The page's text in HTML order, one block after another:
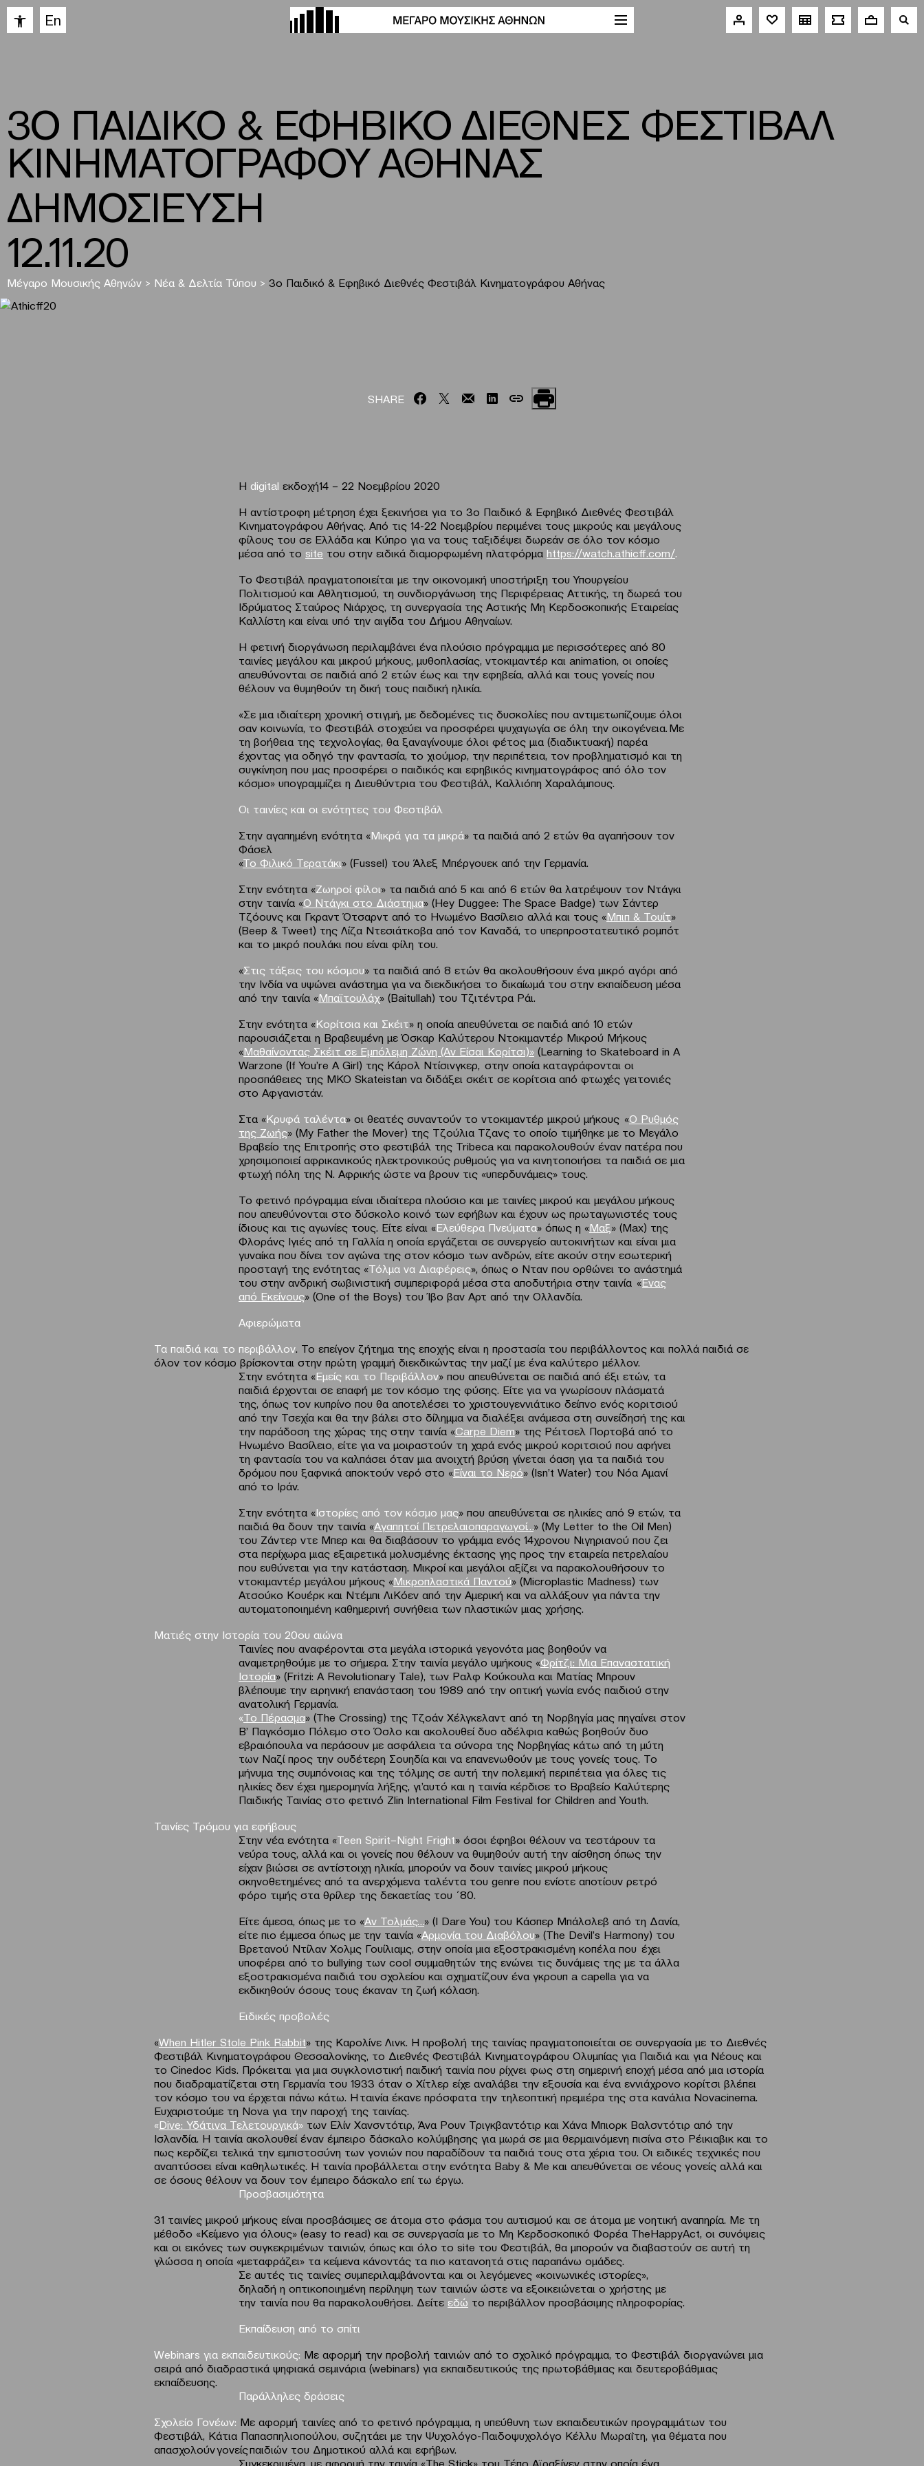
Ανοίξτε τη γραμμή εργαλείων
En
3Ο ΠΑΙΔΙΚΟ & ΕΦΗΒΙΚΟ ΔΙΕΘΝΕΣ ΦΕΣΤΙΒΑΛ
ΚΙΝΗΜΑΤΟΓΡΑΦΟΥ ΑΘΗΝΑΣ
ΔΗΜΟΣΙΕΥΣΗ
12.11.20
Μέγαρο Μουσικής Αθηνών > Νέα & Δελτία Τύπου > 3ο Παιδικό & Εφηβικό Διεθνές Φεστιβάλ Κινηματογράφου Αθήνας
SHARE
Η digital εκδοχή14 – 22 Νοεμβρίου 2020
Η αντίστροφη μέτρηση έχει ξεκινήσει για το 3ο Παιδικό & Εφηβικό Διεθνές Φεστιβάλ
Κινηματογράφου Αθήνας. Από τις 14-22 Νοεμβρίου περιμένει τους μικρούς και μεγάλους
φίλους του σε Ελλάδα και Κύπρο για να τους ταξιδέψει δωρεάν σε όλο τον κόσμο
μέσα από το site του στην ειδικά διαμορφωμένη πλατφόρμα https://watch.athicff.com/
Το Φεστιβάλ πραγματοποιείται με την οικονομική υποστήριξη του Υπουργείου
Πολιτισμού και Αθλητισμού, τη συνδιοργάνωση της Περιφέρειας Αττικής, τη δωρεά του
Ιδρύματος Σταύρος Νιάρχος, τη συνεργασία της Αστικής Μη Κερδοσκοπικής Εταιρείας
Καλλίστη και είναι υπό την αιγίδα του Δήμου Αθηναίων.
Η φετινή διοργάνωση περιλαμβάνει ένα πλούσιο πρόγραμμα με περισσότερες από 80
ταινίες μεγάλου και μικρού μήκους, μυθοπλασίας, ντοκιμαντέρ και animation, οι οποίες
απευθύνονται σε παιδιά από 2 ετών έως και την εφηβεία, αλλά και τους γονείς που
θέλουν να θυμηθούν τη δική τους παιδική ηλικία.
«Σε μια ιδιαίτερη χρονική στιγμή, με δεδομένες τις δυσκολίες που αντιμετωπίζουμε όλοι
σαν κοινωνία, το Φεστιβάλ στοχεύει να προσφέρει ψυχαγωγία σε όλη την οικογένεια. Με
τη βοήθεια της τεχνολογίας, θα ξαναγίνουμε όλοι φέτος μια (διαδικτυακή) παρέα
έχοντας για οδηγό την φαντασία, το χιούμορ, την περιπέτεια, τον προβληματισμό και τη
συγκίνηση που μας προσφέρει ο παιδικός και εφηβικός κινηματογράφος από όλο τον
κόσμο» υπογραμμίζει η Διευθύντρια του Φεστιβάλ, Καλλιόπη Χαραλάμπους.
Οι ταινίες και οι ενότητες του Φεστιβάλ
Στην αγαπημένη ενότητα «Μικρά για τα μικρά» τα παιδιά από 2 ετών θα αγαπήσουν τον
Φάσελ
«Το Φιλικό Τερατάκι» (Fussel) του Άλεξ Μπέργουεκ από την Γερμανία.
Στην ενότητα «Ζωηροί φίλοι» τα παιδιά από 5 και από 6 ετών θα λατρέψουν τον Ντάγκι
στην ταινία «Ο Ντάγκι στο Διάστημα» (Hey Duggee: The Space Badge) των Σάντερ
Τζόουνς και Γκραντ Ότσαρντ από το Ηνωμένο Βασίλειο αλλά και τους «Μπιπ & Τουίτ»
(Beep & Tweet) της Λίζα Ντεσιάτκοβα από τον Καναδά, το υπερπροστατευτικό ρομπότ
και το μικρό πουλάκι που είναι φίλη του.
«Στις τάξεις του κόσμου» τα παιδιά από 8 ετών θα ακολουθήσουν ένα μικρό αγόρι από
την Ινδία να υψώνει ανάστημα για να διεκδικήσει το δικαίωμά του στην εκπαίδευση μέσα
από την ταινία «Μπαϊτουλάχ» (Baitullah) του Τζιτέντρα Ράι.
Στην ενότητα «Κορίτσια και Σκέιτ» η οποία απευθύνεται σε παιδιά από 10 ετών
παρουσιάζεται η Βραβευμένη με Όσκαρ Καλύτερου Ντοκιμαντέρ Μικρού Μήκους
«Μαθαίνοντας Σκέιτ σε Εμπόλεμη Ζώνη (Aν Είσαι Κορίτσι)» (Learning to Skateboard in A
Warzone (If You’re A Girl) της Κάρολ Ντίσινγκερ, στην οποία καταγράφονται οι
προσπάθειες της ΜΚΟ Skateistan να διδάξει σκέιτ σε κορίτσια από φτωχές γειτονιές
στο Αφγανιστάν.
Στα «Κρυφά ταλέντα» οι θεατές συναντούν το ντοκιμαντέρ μικρού μήκους «Ο Ρυθμός
της Ζωής» (My Father the Mover) της Τζούλια Τζανς το οποίο τιμήθηκε με το Μεγάλο
Βραβείο της Επιτροπής στο φεστιβάλ της Tribeca και παρακολουθούν έναν πατέρα που
χρησιμοποιεί αφρικανικούς ηλεκτρονικούς ρυθμούς για να κινητοποιήσει τα παιδιά σε μια
φτωχή πόλη της Ν. Αφρικής ώστε να βρουν τις «υπερδυνάμεις» τους.
Το φετινό πρόγραμμα είναι ιδιαίτερα πλούσιο και με ταινίες μικρού και μεγάλου μήκους
που απευθύνονται στο δύσκολο κοινό των εφήβων και έχουν ως πρωταγωνιστές τους
ίδιους και τις αγωνίες τους. Είτε είναι «Ελεύθερα Πνεύματα» όπως η «Μαξ» (Max) της
Φλοράνς Ιγιές από τη Γαλλία η οποία εργάζεται σε συνεργείο αυτοκινήτων και είναι μια
γυναίκα που δίνει τον αγώνα της στον κόσμο των ανδρών, είτε ακούν στην εσωτερική
προσταγή της ενότητας «Τόλμα να Διαφέρεις», όπως ο Νταν που ορθώνει το ανάστημά
του στην ανδρική σωβινιστική συμπεριφορά μέσα στα αποδυτήρια στην ταινία «Ένας
από Εκείνους» (One of the Boys) του Ίβο βαν Αρτ από την Ολλανδία.
Αφιερώματα
Τα παιδιά και το περιβάλλον . Το επείγον ζήτημα της εποχής είναι η προστασία του περιβάλλοντος και πολλά παιδιά σε
όλον τον κόσμο βρίσκονται στην πρώτη γραμμή διεκδικώντας την μαζί με ένα καλύτερο μέλλον.
Στην ενότητα «Εμείς και το Περιβάλλον» που απευθύνεται σε παιδιά από έξι ετών, τα
παιδιά έρχονται σε επαφή με τον κόσμο της φύσης. Είτε για να γνωρίσουν πλάσματά
της, όπως τον κυπρίνο που θα αποτελέσει το χριστουγεννιάτικο δείπνο ενός κοριτσιού
από την Τσεχία και θα την βάλει στο δίλημμα να διαλέξει ανάμεσα στη συνείδησή της και
την παράδοση της χώρας της στην ταινία «Carpe Diem» της Ρέιτσελ Πορτοβά από το
Ηνωμένο Βασίλειο, είτε για να μοιραστούν τη χαρά ενός μικρού κοριτσιού που αφήνει
τη φαντασία του να καλπάσει όταν μια ανοιχτή βρύση γίνεται όαση για τα παιδιά του
δρόμου που ξαφνικά αποκτούν νερό στο «Είναι το Νερό» (Isn’t Water) τoυ Νόα Αμανί
από το Ιράν.
Στην ενότητα «Ιστορίες από τον κόσμο μας» που απευθύνεται σε ηλικίες από 9 ετών, τα
παιδιά θα δουν την ταινία «Αγαπητοί Πετρελαιοπαραγωγοί… » (My Letter to the Oil Men)
του Ζάντερ ντε Μπερ και θα διαβάσουν το γράμμα ενός 14χρονου Νιγηριανού που ζει
στα περίχωρα μιας εξαιρετικά μολυσμένης έκτασης γης προς την εταιρεία πετρελαίου
που ευθύνεται για την κατάσταση. Μικροί και μεγάλοι αξίζει να παρακολουθήσουν το
ντοκιμαντέρ μεγάλου μήκους «Μικροπλαστικά Παντού» (Microplastic Madness) των
Ατσούκο Κουέρκ και Ντέμπι ΛιΚόεν από την Αμερική και να αλλάξουν για πάντα την
αυτοματοποιημένη καθημερινή συνήθεια των πλαστικών μιας χρήσης.
Ματιές στην Ιστορία του 20ου αιώνα
Ταινίες που αναφέρονται στα μεγάλα ιστορικά γεγονότα μας βοηθούν να
αναμετρηθούμε με το σήμερα. Στην ταινία μεγάλο υμήκους «Φρίτζι: Μια Επαναστατική
Ιστορία» (Fritzi: A Revolutionary Tale), των Ραλφ Κούκουλα και Ματίας Μπρουν
βλέπουμε την ειρηνική επανάσταση του 1989 από την οπτική γωνία ενός παιδιού στην
ανατολική Γερμανία.
«Το Πέρασμα» (The Crossing) της Τζοάν Χέλγκελαντ από τη Νορβηγία μας πηγαίνει στον
Β’ Παγκόσμιο Πόλεμο στο Όσλο και ακολουθεί δυο αδέλφια καθώς βοηθούν δυο
εβραιόπουλα να περάσουν με ασφάλεια τα σύνορα της Νορβηγίας κάτω από τη μύτη
των Ναζί προς την ουδέτερη Σουηδία και να επανενωθούν με τους γονείς τους. Το
μήνυμα της συμπόνοιας και της τόλμης σε αυτή την πολεμική περιπέτεια για όλες τις
ηλικίες δεν έχει ημερομηνία λήξης, γι’αυτό και η ταινία κέρδισε το Βραβείο Καλύτερης
Παιδικής Ταινίας στο φετινό Zlin International Film Festival for Children and Youth.
Ταινίες Τρόμου για εφήβους
Στην νέα ενότητα «Teen Spirit–Night Fright» όσοι έφηβοι θέλουν να τεστάρουν τα
νεύρα τους, αλλά και οι γονείς που θέλουν να θυμηθούν αυτή την αίσθηση όπως την
είχαν βιώσει σε αντίστοιχη ηλικία, μπορούν να δουν ταινίες μικρού μήκους
σκηνοθετημένες από τα ανερχόμενα ταλέντα του genre που ενίοτε αποτίουν ρετρό
φόρο τιμής στα θρίλερ της δεκαετίας του ΄80.
Είτε άμεσα, όπως με το «Αν Τολμάς… » (I Dare You) του Κάσπερ Μπάλσλεβ από τη Δανία,
είτε πιο έμμεσα όπως με την ταινία «Αρμονία του Διαβόλου» (The Devil’s Harmony) του
Βρετανού Ντίλαν Χολμς Γουίλιαμς, στην οποία μια εξοστρακισμένη κοπέλα που έχει
υποφέρει από το bullying των cool συμμαθητών της ενώνει τις δυνάμεις της με τα άλλα
εξοστρακισμένα παιδιά του σχολείου και σχηματίζουν ένα γκρουπ a capella για να
εκδικηθούν όσους τους έκαναν τη ζωή κόλαση.
Ειδικές προβολές
«When Hitler Stole Pink Rabbit» της Καρολίνε Λινκ. Η προβολή της ταινίας πραγματοποιείται σε συνεργασία με το Διεθνές
Φεστιβάλ Κινηματογράφου Θεσσαλονίκης, το Διεθνές Φεστιβάλ Κινηματογράφου Ολυμπίας για Παιδιά και για Νέους και
το Cinedoc Kids. Πρόκειται για μια συγκλονιστική παιδική ταινία που ρίχνει φως στη σημερινή εποχή μέσα από μια ιστορία
που διαδραματίζεται στη Γερμανία του 1933 όταν ο Χίτλερ είχε αναλάβει την εξουσία και ένα εννιάχρονο κορίτσι βλέπει
τον κόσμο του να έρχεται πάνω κάτω. Η ταινία έκανε πρόσφατα την τηλεοπτική πρεμιέρα της στα κανάλια Novacinema.
Ευχαριστούμε τη Nova για την παροχή της ταινίας.
«Dive: Υδάτινα Τελετουργικά» των Ελίν Χανσντότιρ, Άνα Ρουν Τριγκβαντότιρ και Χάνα Μπιορκ Βαλσντότιρ από την
Ισλανδία. Η ταινία ακολουθεί έναν έμπειρο δάσκαλο κολύμβησης για μωρά σε μια θερμαινόμενη πισίνα στο Ρέικιαβικ και το
πως κερδίζει τελικά την εμπιστοσύνη των γονιών που παραδίδουν τα παιδιά τους στα χέρια του. Οι ειδικές τεχνικές που
αναπτύσσει είναι καθηλωτικές. Η ταινία προβάλλεται στην ενότητα Baby & Me και απευθύνεται σε νέους γονείς αλλά και
σε όσους θέλουν να δουν τον έμπειρο δάσκαλο επί τω έργω.
Προσβασιμότητα
31 ταινίες μικρού μήκους είναι προσβάσιμες σε άτομα στο φάσμα του αυτισμού και σε άτομα με νοητική αναπηρία. Με τη
μέθοδο «Κείμενο για όλους» (easy to read) και σε συνεργασία με το Μη Κερδοσκοπικό Φορέα TheHappyAct, οι συνόψεις
και οι εικόνες των συγκεκριμένων ταινιών, όπως και όλο το site του Φεστιβάλ, θα μπορούν να διαβαστούν σε αυτή τη
γλώσσα η οποία «μεταφράζει» τα κείμενα κάνοντάς τα πιο κατανοητά στις παραπάνω ομάδες.
Σε αυτές τις ταινίες συμπεριλαμβάνονται και οι λεγόμενες «κοινωνικές ιστορίες»,
δηλαδή η οπτικοποιημένη περίληψη των ταινιών ώστε να εξοικειώνεται ο χρήστης με
την ταινία που θα παρακολουθήσει. Δείτε εδώ το περιβάλλον προσβάσιμης πληροφορίας.
Εκπαίδευση από το σπίτι
Webinars για εκπαιδευτικούς: Με αφορμή την προβολή ταινιών από το σχολικό πρόγραμμα, το Φεστιβάλ διοργανώνει μια
σειρά από διαδραστικά ψηφιακά σεμινάρια (webinars) για εκπαιδευτικούς της πρωτοβάθμιας και δευτεροβάθμιας
εκπαίδευσης.
Παράλληλες δράσεις
Σχολείο Γονέων: Με αφορμή ταινίες από το φετινό πρόγραμμα, η υπεύθυνη των εκπαιδευτικών προγραμμάτων του
Φεστιβάλ, Κάτια Παπασπηλιοπούλου, συζητάει με την Ψυχολόγο-Παιδοψυχολόγο Κέλλυ Μωραΐτη, για θέματα που
απασχολούν γονείς παιδιών του Δημοτικού αλλά και εφήβων.
Συγκεκριμένα, με αφορμή την ταινία «The Stick» του Τέπο Αϊραξίνεν στην οποία ένα